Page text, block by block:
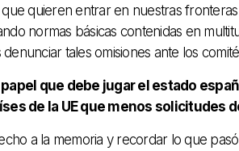
que quieren entrar en nuestras
normas básicas contenidas en
tales omisiones ante los
que debe jugar el estado
de la UE que menos solicitudes
a la memoria y recordar lo que